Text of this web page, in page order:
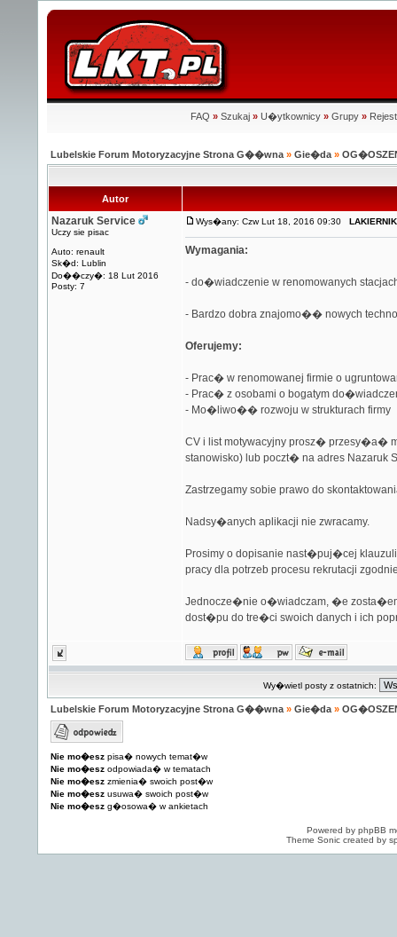
FAQ » Szukaj » U�ytkownicy » Grupy »
Lubelskie Forum Motoryzacyjne Strona G��wna » Gie�da »
Autor
Nazaruk Service
Uczy sie pisac
Auto: renault
Sk�d: Lublin
Do��czy�: 18 Lut 2016
Posty: 7
Wys�any: Czw Lut 18, 2016 09:30
Wymagania:
- do�wiadczenie w renomowanych
- Bardzo dobra znajomo�� nowych
Oferujemy:
- Prac� w renomowanej firmie o
- Prac� z osobami o bogatym
- Mo�liwo�� rozwoju w strukturach firmy
CV i list motywacyjny prosz� przesy�a�
stanowisko) lub poczt� na adres Nazaruk
Zastrzegamy sobie prawo do
Nadsy�anych aplikacji nie zwracamy.
Prosimy o dopisanie nast�puj�cej
pracy dla potrzeb procesu rekrutacji
Jednocze�nie o�wiadczam, �e
dost�pu do tre�ci swoich danych i ich
Wy�wietl posty z ostatnich:
Lubelskie Forum Motoryzacyjne Strona G��wna » Gie�da »
Nie mo�esz pisa� nowych temat�w
Nie mo�esz odpowiada� w tematach
Nie mo�esz zmienia� swoich post�w
Nie mo�esz usuwa� swoich post�w
Nie mo�esz g�osowa� w ankietach
Powered by phpBB
Theme Sonic created by